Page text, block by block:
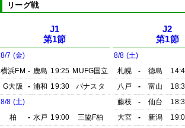
リーグ戦
J1
第1節
8/7 (金)
横浜FM - 鹿島 19:25 MUFG国立
G大阪
- 浦和 19:30
パナスタ
8/8 (土)
柏
- 水戸 19:00
三協F柏
J2
第1節
8/8 (土)
札幌
- 徳島
八戸
- 富山
藤枝
- 仙台
大宮
- 新潟